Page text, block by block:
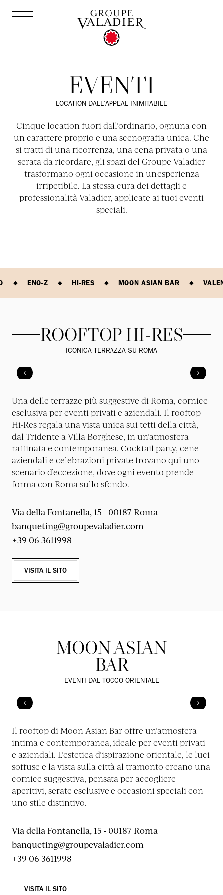
SOLO SUI NOSTRI SITI:
10% sconto sui ristoranti Valadier
Cancellazione fino a 24h prima
EVENTI
LOCATION DALL’APPEAL INIMITABILE
Cinque location fuori dall’ordinario, ognuna con
un carattere proprio e una scenografia unica. Che
si tratti di una ricorrenza, una cena privata o una
serata da ricordare, gli spazi del Groupe Valadier
trasformano ogni occasione in un'esperienza
irripetibile. La stessa cura dei dettagli e
professionalità Valadier, applicate ai tuoi eventi
speciali.
ENO-Z HI-RES MOON ASIAN BAR
ROOFTOP HI-RES
ICONICA TERRAZZA SU ROMA
Una delle terrazze più suggestive di Roma, cornice
esclusiva per eventi privati e aziendali. Il rooftop
Hi-Res regala una vista unica sui tetti della città,
dal Tridente a Villa Borghese, in un’atmosfera
raffinata e contemporanea. Cocktail party, cene
aziendali e celebrazioni private trovano qui uno
scenario d’eccezione, dove ogni evento prende
forma con Roma sullo sfondo.
Via della Fontanella, 15 - 00187 Roma
banqueting@groupevaladier.com
+39 06 3611998
VISITA IL SITO
MOON ASIAN
BAR
EVENTI DAL TOCCO ORIENTALE
Il rooftop di Moon Asian Bar offre un’atmosfera
intima e contemporanea, ideale per eventi privati
e aziendali. L’estetica d’ispirazione orientale, le luci
soffuse e la vista sulla città al tramonto creano una
cornice suggestiva, pensata per accogliere
aperitivi, serate esclusive e occasioni speciali con
uno stile distintivo.
Via della Fontanella, 15 - 00187 Roma
banqueting@groupevaladier.com
+39 06 3611998
VISITA IL SITO